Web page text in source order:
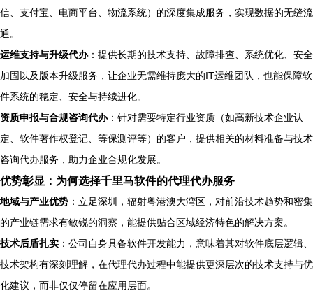
信、支付宝、电商平台、物流系统）的深度集成服务，实现数据的无缝流
通。
运维支持与升级代办：提供长期的技术支持、故障排查、系统优化、安全
加固以及版本升级服务，让企业无需维持庞大的IT运维团队，也能保障软
件系统的稳定、安全与持续进化。
资质申报与合规咨询代办：针对需要特定行业资质（如高新技术企业认
定、软件著作权登记、等保测评等）的客户，提供相关的材料准备与技术
咨询代办服务，助力企业合规化发展。
优势彰显：为何选择千里马软件的代理代办服务
地域与产业优势 ：立足深圳，辐射粤港澳大湾区，对前沿技术趋势和密集
的产业链需求有敏锐的洞察，能提供贴合区域经济特色的解决方案。
技术后盾扎实 ：公司自身具备软件开发能力，意味着其对软件底层逻辑、
技术架构有深刻理解，在代理代办过程中能提供更深层次的技术支持与优
化建议，而非仅仅停留在应用层面。